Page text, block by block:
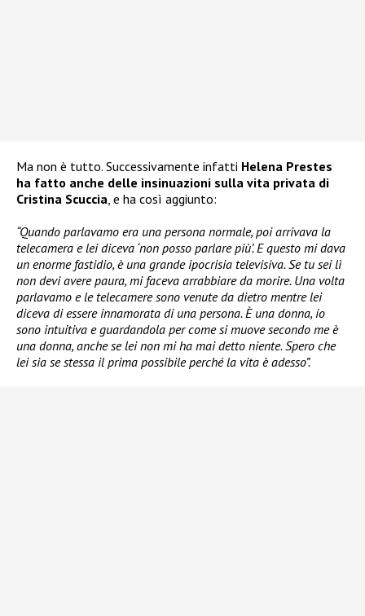
Ma non è tutto. Successivamente infatti Helena Prestes
ha fatto anche delle insinuazioni sulla vita privata di
Cristina Scuccia , e ha così aggiunto:
“Quando parlavamo era una persona normale, poi arrivava la
telecamera e lei diceva ‘non posso parlare più’. E questo mi dava
un enorme fastidio, è una grande ipocrisia televisiva. Se tu sei lì
non devi avere paura, mi faceva arrabbiare da morire. Una volta
parlavamo e le telecamere sono venute da dietro mentre lei
diceva di essere innamorata di una persona. È una donna, io
sono intuitiva e guardandola per come si muove secondo me è
una donna, anche se lei non mi ha mai detto niente. Spero che
lei sia se stessa il prima possibile perché la vita è adesso”.